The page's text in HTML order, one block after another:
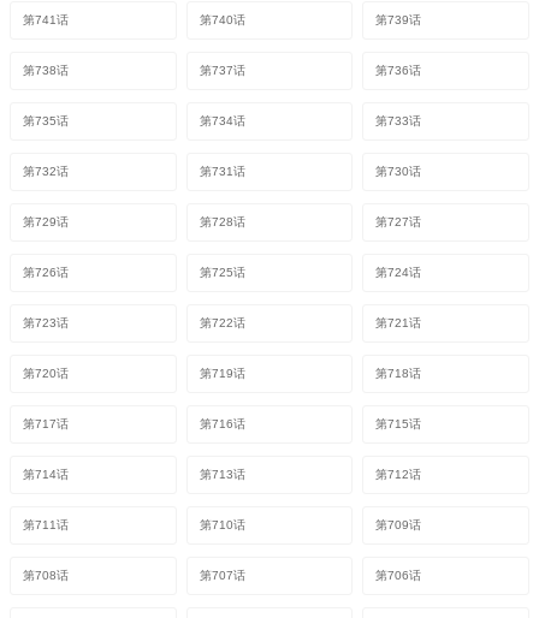
第741话 第740话 第739话
第738话 第737话 第736话
第735话 第734话 第733话
第732话 第731话 第730话
第729话 第728话 第727话
第726话 第725话 第724话
第723话 第722话 第721话
第720话 第719话 第718话
第717话 第716话 第715话
第714话 第713话 第712话
第711话 第710话 第709话
第708话 第707话 第706话